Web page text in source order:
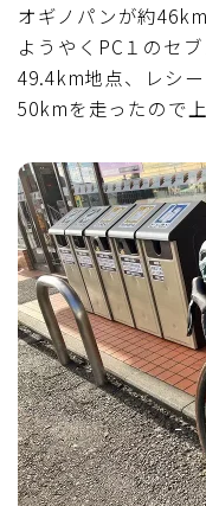
オギノパンが約
ようやくPC１のセ
49.4km地点、レシ
50kmを走ったので